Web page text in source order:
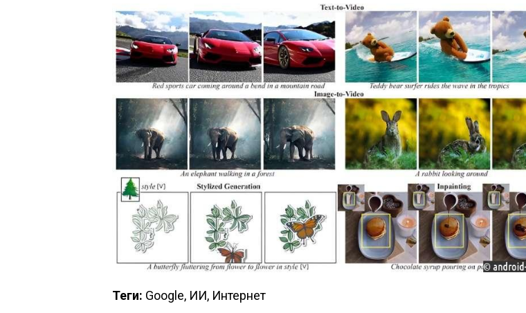
Теги: Google, ИИ, Интернет